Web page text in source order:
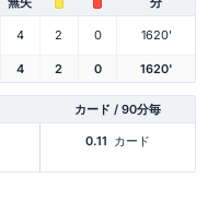
4 2 0 1620'
4 2 0 1620'
カード / 90分毎
0.11 カード